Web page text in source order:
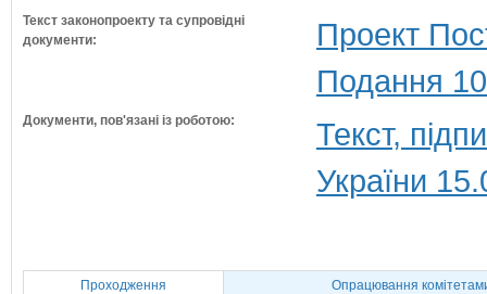
Текст законопроекту та супровідні
документи:
Проект
Подання
Документи, пов'язані із роботою:
Текст,
України
Проходження Опрацювання